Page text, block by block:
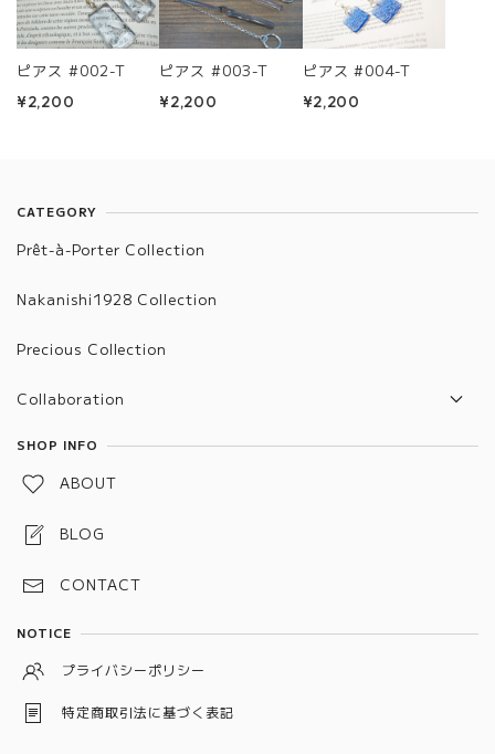
ピアス #002-T
¥2,200
ピアス #003-T
¥2,200
ピアス #004-T
¥2,200
CATEGORY
Prêt-à-Porter Collection
Nakanishi1928 Collection
Precious Collection
Collaboration
TVR x Nakanishi
SHOP INFO
ABOUT
BLOG
CONTACT
NOTICE
プライバシーポリシー
特定商取引法に基づく表記